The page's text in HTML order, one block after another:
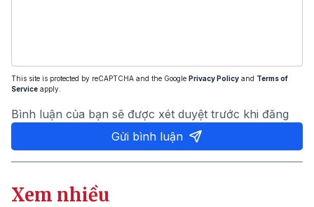
This site is protected by reCAPTCHA and the Google Privacy Policy and Terms of
Service apply.
Bình luận của bạn sẽ được xét duyệt trước khi đăng
Gửi bình luận
Xem nhiều